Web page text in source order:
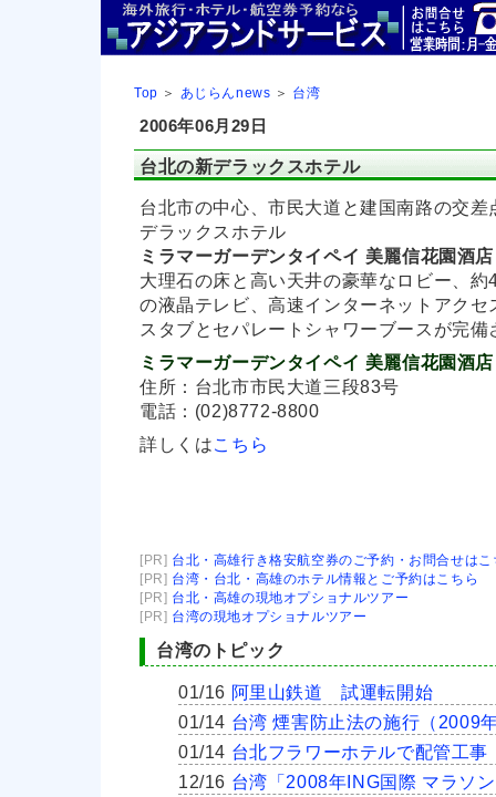
Top ＞ あじらんnews ＞ 台湾
2006年06月29日
台北の新デラックスホテル
台北市の中心、市民大道と建国南路の交
デラックスホテル
ミラマーガーデンタイペイ 美麗信花園酒店
大理石の床と高い天井の豪華なロビー、
の液晶テレビ、高速インターネットアク
スタブとセパレートシャワーブースが完備
ミラマーガーデンタイペイ 美麗信花園酒店
住所：台北市市民大道三段83号
電話：(02)8772-8800
詳しくはこちら
[PR] 台北・高雄行き格安航空券のご予約・お問合せはこ
[PR] 台湾・台北・高雄のホテル情報とご予約はこちら
[PR] 台北・高雄の現地オプショナルツアー
[PR] 台湾の現地オプショナルツアー
台湾のトピック
01/16 阿里山鉄道 試運転開始
01/14 台湾 煙害防止法の施行（2009
01/14 台北フラワーホテルで配管工事
12/16 台湾「2008年ING国際 マラソ